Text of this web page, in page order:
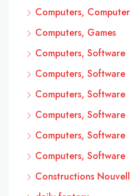
Computers,
Computers, Games
Computers, Software
Computers, Software
Computers, Software
Computers, Software
Computers, Software
Computers, Software
Constructions